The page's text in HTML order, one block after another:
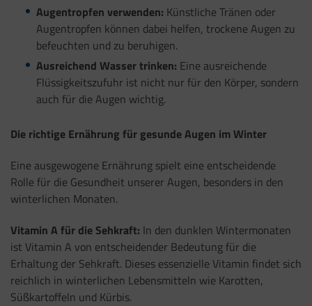
Augentropfen verwenden: Künstliche Tränen oder
Augentropfen können dabei helfen, trockene Augen zu
befeuchten und zu beruhigen.
Ausreichend Wasser trinken: Eine ausreichende
Flüssigkeitszufuhr ist nicht nur für den Körper, sondern
auch für die Augen wichtig.
Die richtige Ernährung für gesunde Augen im Winter
Eine ausgewogene Ernährung spielt eine entscheidende
Rolle für die Gesundheit unserer Augen, besonders in den
winterlichen Monaten.
Vitamin A für die Sehkraft: In den dunklen Wintermonaten
ist Vitamin A von entscheidender Bedeutung für die
Erhaltung der Sehkraft. Dieses essenzielle Vitamin findet sich
reichlich in winterlichen Lebensmitteln wie Karotten,
Süßkartoffeln und Kürbis.